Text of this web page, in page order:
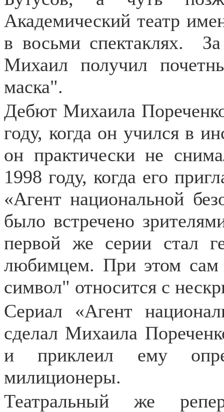
Академический театр
в восьми спектаклях.
Михаил получил
маска".
Дебют Михаила
году, когда он учился в
он практически не
1998 году, когда его
«Агент национальной
было встречено
первой же серии стал
любимцем. При этом сам
символ" относится с
Сериал «Агент
сделал Михаила
и приклеил ему
милиционеры.
Театральный же